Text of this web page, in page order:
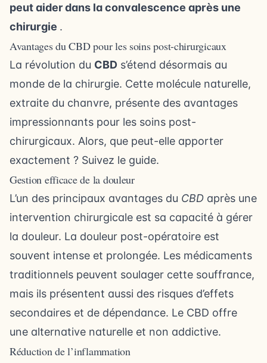
peut aider dans la convalescence après une
chirurgie .
Avantages du CBD pour les soins post-chirurgicaux
La révolution du CBD s’étend désormais au
monde de la chirurgie. Cette molécule naturelle,
extraite du chanvre, présente des avantages
impressionnants pour les soins post-
chirurgicaux. Alors, que peut-elle apporter
exactement ? Suivez le guide.
Gestion efficace de la douleur
L’un des principaux avantages du CBD après une
intervention chirurgicale est sa capacité à gérer
la douleur. La douleur post-opératoire est
souvent intense et prolongée. Les médicaments
traditionnels peuvent soulager cette souffrance,
mais ils présentent aussi des risques d’effets
secondaires et de dépendance. Le CBD offre
une alternative naturelle et non addictive.
Réduction de l’inflammation